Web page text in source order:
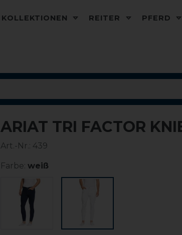
KOLLEKTIONEN REITER PFERD
ARIAT TRI FACTOR
Art.-Nr.: 439
Farbe: weiß